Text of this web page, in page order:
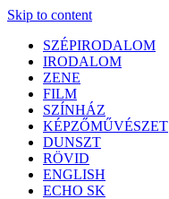
Skip to content
SZÉPIRODALOM
IRODALOM
ZENE
FILM
SZÍNHÁZ
KÉPZŐMŰVÉSZET
DUNSZT
RÖVID
ENGLISH
ECHO SK